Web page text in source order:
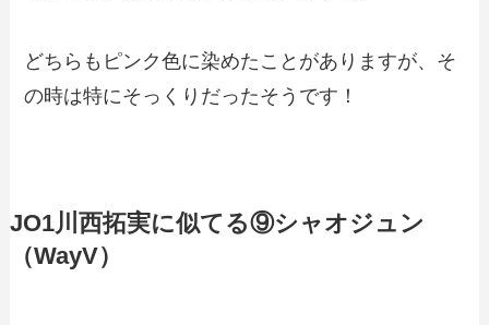
どちらもピンク色に染めたことがありますが、そ
の時は特にそっくりだったそうです！
JO1川西拓実に似てる⑨シャオジュン
（WayV）